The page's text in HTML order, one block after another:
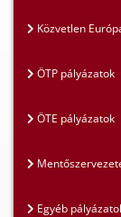
Közvetlen
ÖTP pályázatok
ÖTE pályázatok
Egyéb